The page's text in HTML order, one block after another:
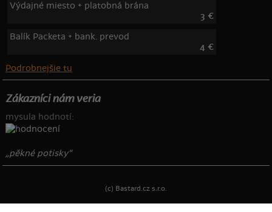
Výdajné miesto + platobná brána
3 €
Balík Packeta + bank. prevod
4 €
Podrobnejšie tu
Zákazníci nám veria
mysula hodnotí:
„pěkné potisky“
(c) Bastard.cz s.r.o.